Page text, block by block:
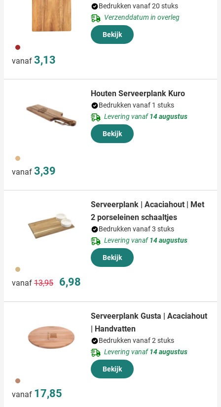
011
vanaf 3,13
Bedrukken vanaf 20 stuks
Verzenddatum in overleg
Bekijk
945
vanaf 3,39
Houten Serveerplank Kuro
Bedrukken vanaf 1 stuks
Levering vanaf14 augustus
Bekijk
945
vanaf Normale prijs
13,95 Speciale prijs
6,98
Serveerplank | Acaciahout | Met
2 porseleinen schaaltjes
Bedrukken vanaf 3 stuks
Levering vanaf14 augustus
Bekijk
945
vanaf 17,85
Serveerplank Gusta | Acaciahout
| Handvatten
Bedrukken vanaf 2 stuks
Levering vanaf14 augustus
Bekijk